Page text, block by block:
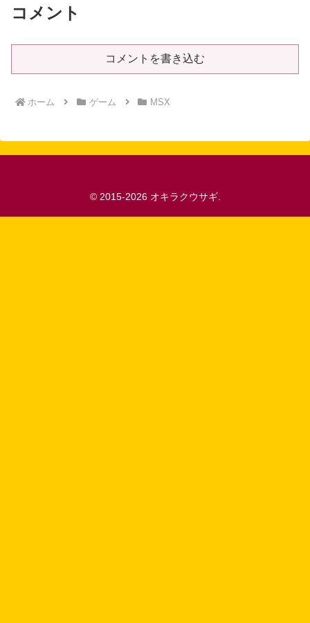
コメント
コメントを書き込む
ホーム ゲーム MSX
© 2015-2026 オキラクウサギ.